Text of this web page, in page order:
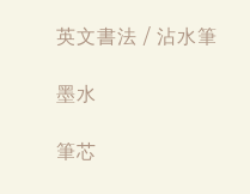
英文書法 / 沾水筆
墨水
筆芯